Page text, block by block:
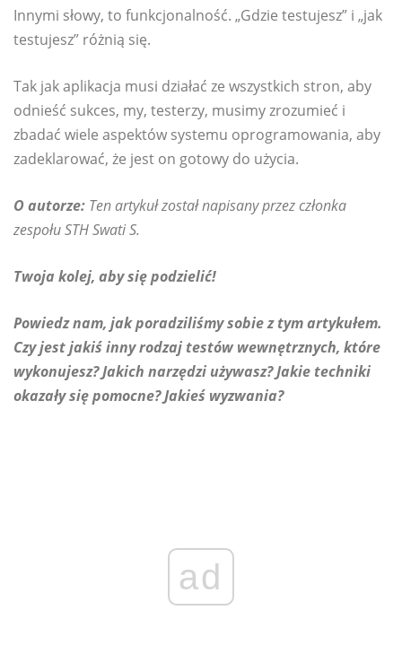
Innymi słowy, to funkcjonalność. „Gdzie testujesz” i „jak
testujesz” różnią się.
Tak jak aplikacja musi działać ze wszystkich stron, aby
odnieść sukces, my, testerzy, musimy zrozumieć i
zbadać wiele aspektów systemu oprogramowania, aby
zadeklarować, że jest on gotowy do użycia.
O autorze: Ten artykuł został napisany przez członka
zespołu STH Swati S.
Twoja kolej, aby się podzielić!
Powiedz nam, jak poradziliśmy sobie z tym artykułem.
Czy jest jakiś inny rodzaj testów wewnętrznych, które
wykonujesz? Jakich narzędzi używasz? Jakie techniki
okazały się pomocne? Jakieś wyzwania?
ad